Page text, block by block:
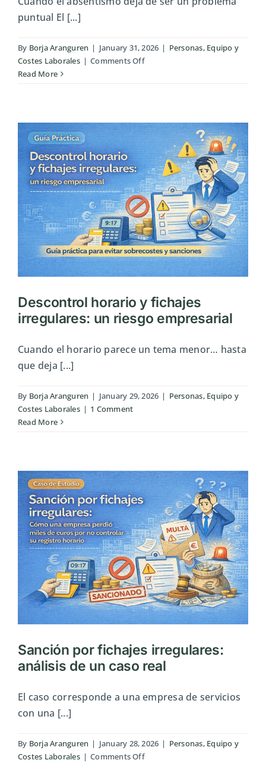
puntual El [...]
By Borja Aranguren | January 31, 2026 | Personas, Equipo y
Costes Laborales | Comments Offon
real
costes
y
organización
Read More
Descontrol horario y fichajes
irregulares: un riesgo empresarial
Cuando el horario parece un tema menor… hasta
que deja [...]
By Borja Aranguren | January 29, 2026 | Personas, Equipo y
Costes Laborales | 1 Comment
Read More
Sanción por fichajes irregulares:
análisis de un caso real
El caso corresponde a una empresa de servicios
con una [...]
By Borja Aranguren | January 28, 2026 | Personas, Equipo y
Costes Laborales | Comments Offon